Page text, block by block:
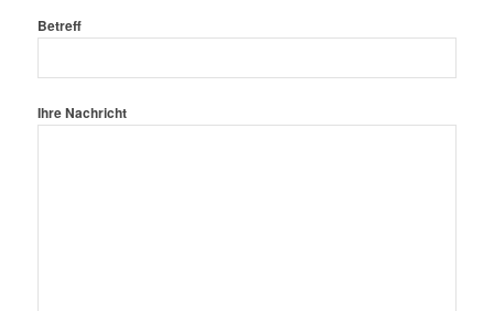
Betreff
Ihre Nachricht